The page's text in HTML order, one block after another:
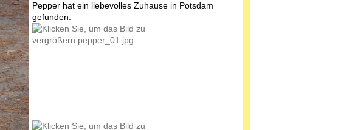
Pepper hat ein liebevolles Zuhause in Potsdam
gefunden.